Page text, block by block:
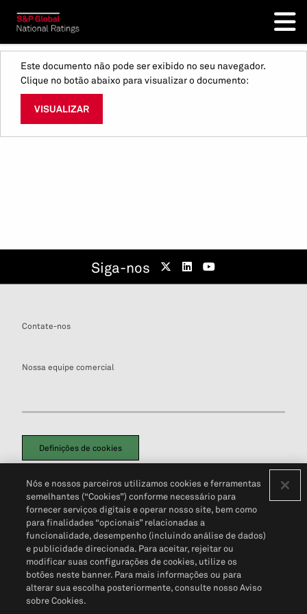
Este documento não pode ser exibido no seu navegador.
Clique no botão abaixo para visualizar o documento:
VISUALIZAR
Siga-nos
Contate-nos
Nossa equipe comercial
Definições de cookies
Política de PrivacidadePortal de privacidade do cliente (em inglês)
Não Venda Minhas Informações Pessoais© 2026 S&P Global
Nós e nossos parceiros utilizamos cookies e ferramentas
semelhantes (“Cookies”) conforme necessário para
fornecer serviços digitais e operar nosso site, bem como
para finalidades “opcionais” relacionadas a
funcionalidade, desempenho (incluindo análise de dados)
e publicidade direcionada. Para aceitar, rejeitar ou
modificar suas configurações de cookies, utilize os
botões neste banner. Para mais informações ou para
alterar sua escolha posteriormente, consulte nosso Aviso
sobre Cookies.